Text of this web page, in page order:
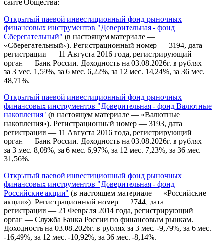
сайте Общества:
Открытый паевой инвестиционный фонд рыночных
финансовых инструментов "Доверительная - фонд
Сберегательный" (в настоящем материале —
«Сберегательный»). Регистрационный номер — 3194, дата
регистрации — 11 Августа 2016 года, регистрирующий
орган — Банк России. Доходность на 03.08.2026г. в рублях
за 3 мес. 1,59%, за 6 мес. 6,22%, за 12 мес. 14,24%, за 36 мес.
48,71%.
Открытый паевой инвестиционный фонд рыночных
финансовых инструментов "Доверительная - фонд Валютные
накопления" (в настоящем материале — «Валютные
накопления»). Регистрационный номер — 3193, дата
регистрации — 11 Августа 2016 года, регистрирующий
орган — Банк России. Доходность на 03.08.2026г. в рублях
за 3 мес. 8,08%, за 6 мес. 6,97%, за 12 мес. 7,23%, за 36 мес.
31,56%.
Открытый паевой инвестиционный фонд рыночных
финансовых инструментов "Доверительная - фонд
Российские акции" (в настоящем материале — «Российские
акции»). Регистрационный номер — 2744, дата
регистрации — 21 Февраля 2014 года, регистрирующий
орган — Служба Банка России по финансовым рынкам.
Доходность на 03.08.2026г. в рублях за 3 мес. -9,79%, за 6 мес.
-16,49%, за 12 мес. -10,92%, за 36 мес. -8,14%.